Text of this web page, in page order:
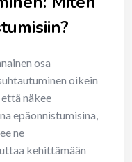
osa
oikein
että näkee
epäonnistumisina,
ne
kehittämään